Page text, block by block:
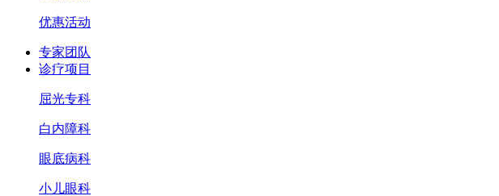
优惠活动
专家团队
诊疗项目
屈光专科
白内障科
眼底病科
小儿眼科